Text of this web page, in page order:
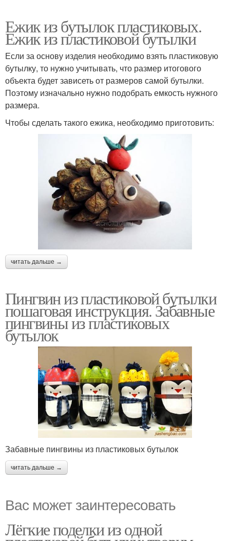
Ежик из бутылок пластиковых.
Ежик из пластиковой бутылки
Если за основу изделия необходимо взять пластиковую
бутылку, то нужно учитывать, что размер итогового
объекта будет зависеть от размеров самой бутылки.
Поэтому изначально нужно подобрать емкость нужного
размера.
Чтобы сделать такого ежика, необходимо приготовить:
читать дальше →
Пингвин из пластиковой бутылки
пошаговая инструкция. Забавные
пингвины из пластиковых
бутылок
Забавные пингвины из пластиковых бутылок
читать дальше →
Вас может заинтересовать
Лёгкие поделки из одной